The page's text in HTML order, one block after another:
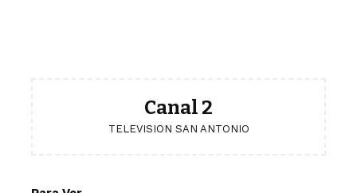
Canal 2
TELEVISION SAN ANTONIO